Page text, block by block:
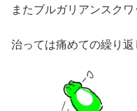
またブルガリアンスク
治っては痛めての繰り返